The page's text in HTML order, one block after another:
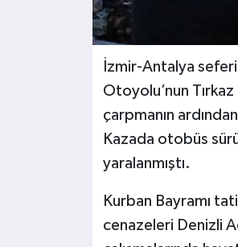
İzmir-Antalya
Otoyolu’nun
çarpmanın
Kazada otobüs
yaralanmıştı.
Kurban Bayramı
cenazeleri Denizli